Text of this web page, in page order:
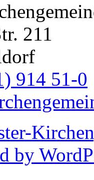
211
914 51-0
by